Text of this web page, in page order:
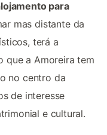
para
mas distante da
terá a
que a Amoreira tem
no centro da
de interesse
e cultural.